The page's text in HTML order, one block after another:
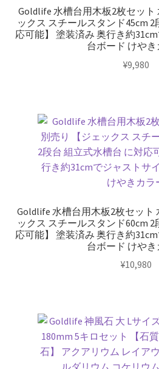
ー
デ
ニ
個
Goldlife 水槽台用木板2枚セット
ックス スチールスタンド45cm
応可能】 塗装済み 奥行き約
台ボード けや
¥9,980
Goldlife 水槽台用木板2枚セット
ックス スチールスタンド60cm
応可能】 塗装済み 奥行き約
台ボード けや
¥10,980